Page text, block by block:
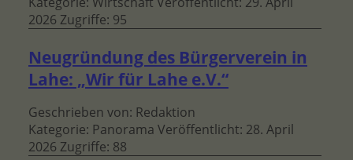
2026 Zugriffe: 95
Neugründung des Bürgerverein in
Lahe: „Wir für Lahe e.V.“
Geschrieben von: Redaktion
Kategorie: Panorama Veröffentlicht: 28. April
2026 Zugriffe: 88